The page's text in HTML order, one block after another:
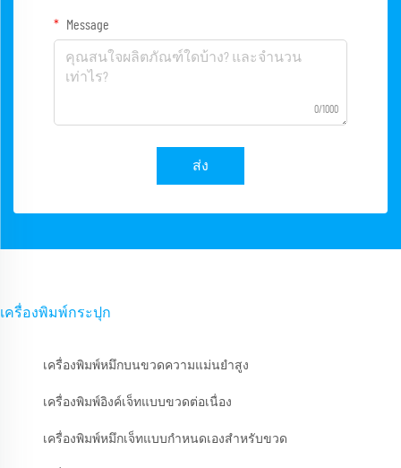
Message
0/1000
ส่ง
เครื่องพิมพ์กระปุก
เครื่องพิมพ์หมึกบนขวดความแม่นยำสูง
เครื่องพิมพ์อิงค์เจ็ทแบบขวดต่อเนื่อง
เครื่องพิมพ์หมึกเจ็ทแบบกำหนดเองสำหรับขวด